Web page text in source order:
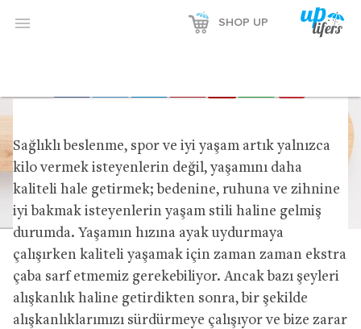
 SHOP UP
Sağlıklı beslenme, spor ve iyi yaşam artık yalnızca
kilo vermek isteyenlerin değil, yaşamını daha
kaliteli hale getirmek; bedenine, ruhuna ve zihnine
iyi bakmak isteyenlerin yaşam stili haline gelmiş
durumda. Yaşamın hızına ayak uydurmaya
çalışırken kaliteli yaşamak için zaman zaman ekstra
çaba sarf etmemiz gerekebiliyor. Ancak bazı şeyleri
alışkanlık haline getirdikten sonra, bir şekilde
alışkanlıklarımızı sürdürmeye çalışıyor ve bize zarar